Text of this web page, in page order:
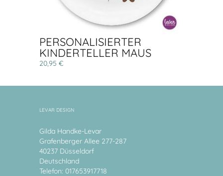
PERSONALISIERTER
KINDERTELLER MAUS
20,95 €
LEVAR DESIGN
Gilda Handke-Levar
Grafenberger Allee 277-287
40237 Düsseldorf
Deutschland
Telefon: 017653917718